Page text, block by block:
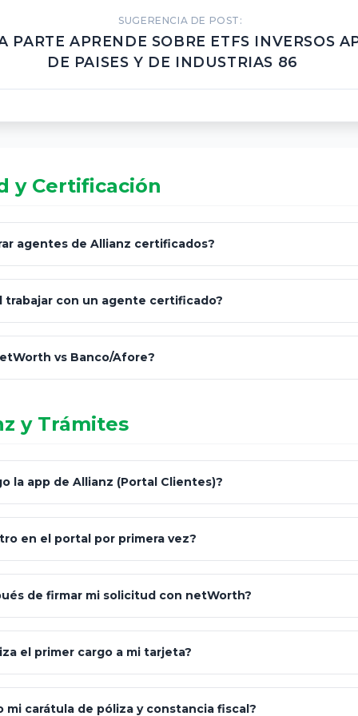
SUGERENCIA DE POST:
PARTE APRENDE SOBRE ETFS INVERSOS
DE PAISES Y DE INDUSTRIAS 86
y Certificación
agentes de Allianz certificados?
netWorth
trabajar con un agente certificado?
vs Banco/Afore?
netWorth (Certificado) Banco / Afore
Estrategia Art. 151 / 93
S&P 500, ETFs Globales Deuda local / UDIS
y Trámites
la app de Allianz (Portal Clientes)?
Google Play
en el portal por primera vez?
"¿Aún no tienes cuenta? Regístrate"
de firmar mi solicitud con netWorth?
el primer cargo a mi tarjeta?
mi carátula de póliza y constancia fiscal?